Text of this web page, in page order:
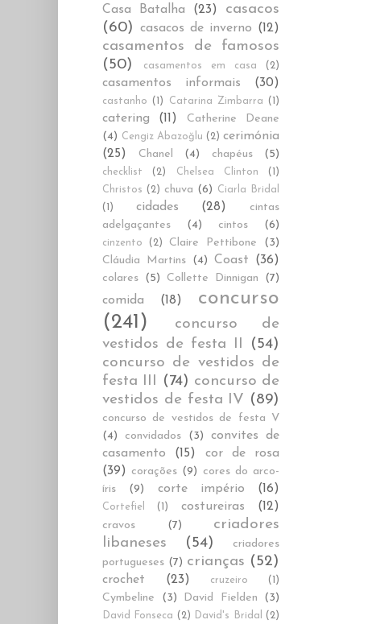
Casa Batalha (23)
casacos
(60)
casacos de inverno (12)
casamentos de famosos
(50)
casamentos em casa (2)
casamentos informais (30)
castanho (1) Catarina Zimbarra (1)
catering (11)
Catherine Deane
(4) Cengiz Abazoğlu (2) cerimónia
(25)
Chanel (4) chapéus (5)
checklist (2) Chelsea Clinton
(1)
Christos (2) chuva (6)
Ciarla Bridal
(1)
cidades (28)
cintas
adelgaçantes
(4) cintos (6)
cinzento (2) Claire Pettibone
(3)
Cláudia Martins (4) Coast (36)
colares (5) Collette Dinnigan (7)
comida (18)
concurso
(241)
concurso de
vestidos de festa II
(54)
concurso de vestidos de
festa III
(74) concurso de
vestidos de festa IV (89)
concurso de vestidos de festa V
(4)
convidados (3)
convites de
casamento
(15)
cor de rosa
(39) corações (9) cores do arco-
íris
(9) corte império (16)
Cortefiel (1) costureiras (12)
cravos (7)
criadores
libaneses
(54)
criadores
portugueses (7) crianças (52)
crochet (23) cruzeiro (1)
Cymbeline (3) David Fielden (3)
David Fonseca (2) David's Bridal (2)